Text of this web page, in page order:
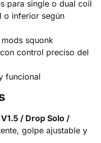
para single o dual coil
o inferior según
mods squonk
control preciso del
funcional
/ Drop Solo /
golpe ajustable y